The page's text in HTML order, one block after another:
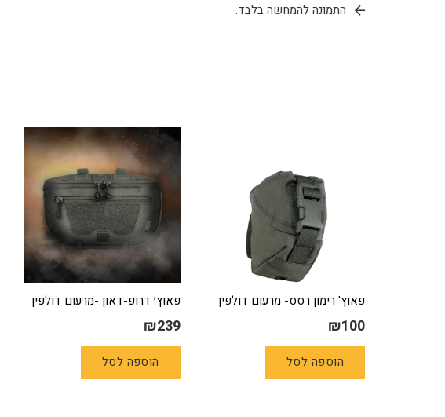
התמונה להמחשה בלבד.
פאוץ' רימון רסס- מרעום דולפין
₪100
הוספה לסל
פאוץ׳ דרופ-דאון -מרעום דולפין
₪239
הוספה לסל